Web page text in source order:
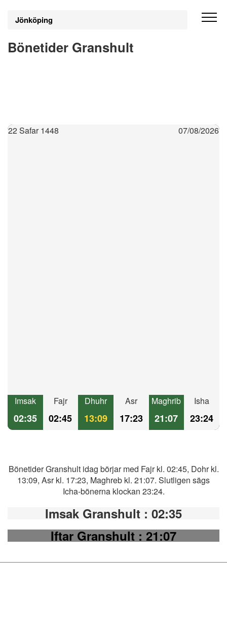
Jönköping
Bönetider Granshult
22 Safar 1448 07/08/2026
Imsak
02:35
Fajr
02:45
Dhuhr
13:09
Asr
17:23
Maghrib
21:07
Isha
23:24
Bönetider Granshult idag börjar med Fajr kl. 02:45, Dohr kl.
13:09, Asr kl. 17:23, Maghreb kl. 21:07. Slutligen sägs
Icha-bönerna klockan 23:24.
Imsak Granshult : 02:35
Iftar Granshult: 21:07